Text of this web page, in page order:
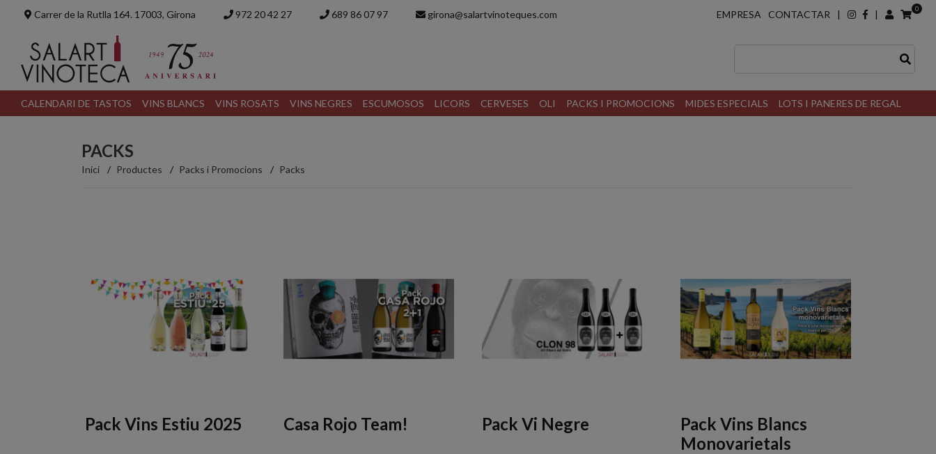
Carrer de la Rutlla 164. 17003, Girona 972 20 42 27 689 86 07 97 girona@salartvinoteques.com EMPRESA CONTACTAR | | 0
CALENDARI DE TASTOS VINS BLANCS VINS ROSATS VINS NEGRES ESCUMOSOS LICORS CERVESES OLI PACKS I PROMOCIONS MIDES ESPECIALS LOTS I PANERES DE REGAL
PACKS
Inici Productes Packs i Promocions Packs
Pack Vins Estiu 2025 Casa Rojo Team! Pack Vi Negre
Pack Vins Blancs
Monovarietals